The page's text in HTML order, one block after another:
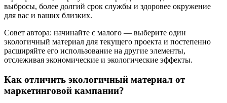
выбросы, более долгий срок службы и здоровее окружение
для вас и ваших близких.
Совет автора: начинайте с малого — выберите один
экологичный материал для текущего проекта и постепенно
расширяйте его использование на другие элементы,
отслеживая экономические и экологические эффекты.
Как отличить экологичный материал от
маркетинговой кампании?